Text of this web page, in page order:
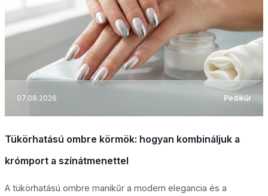
07.08.2026 Pedikűr
Tükörhatású ombre körmök: hogyan kombináljuk a
krómport a színátmenettel
A tükörhatású ombre manikűr a modern elegancia és a